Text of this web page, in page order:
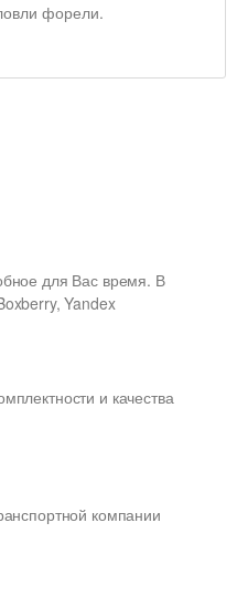
форели.
для Вас время. В
Yandex
и качества
компании